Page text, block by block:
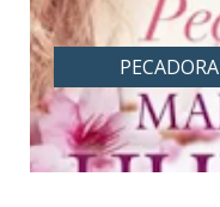
- MADELINE HUNTER